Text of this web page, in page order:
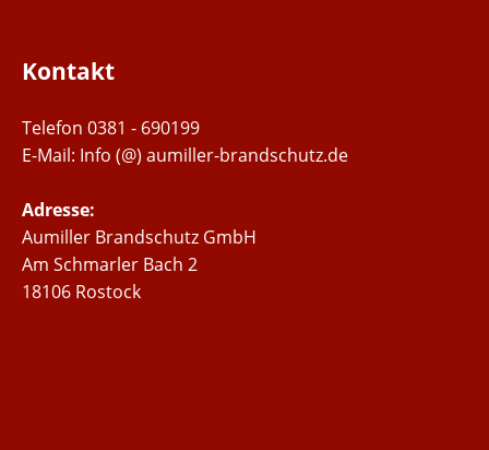
Kontakt
Telefon 0381 - 690199
E-Mail: Info (@) aumiller-brandschutz.de
Adresse:
Aumiller Brandschutz GmbH
Am Schmarler Bach 2
18106 Rostock